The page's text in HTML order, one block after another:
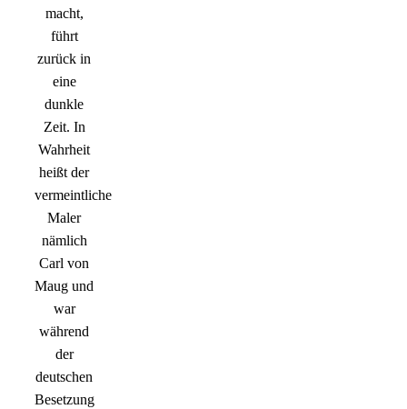
macht,
führt
zurück in
eine
dunkle
Zeit. In
Wahrheit
heißt der
vermeintliche
Maler
nämlich
Carl von
Maug und
war
während
der
deutschen
Besetzung